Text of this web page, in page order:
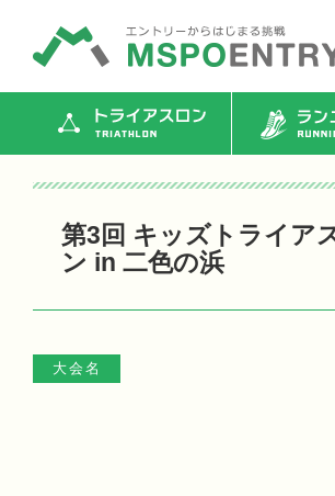
トライアスロン ランニ
第3回 キッズトライア
ン in 二色の浜
大会名